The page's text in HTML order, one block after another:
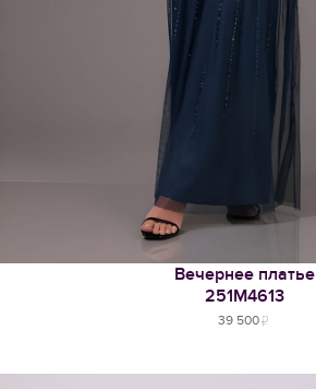
Вечернее платье
251М4613
39 500